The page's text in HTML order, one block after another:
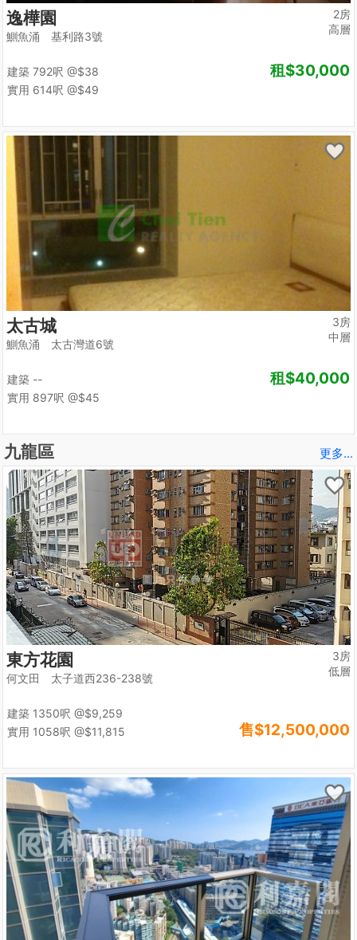
2房
高層
逸樺園
鰂魚涌 基利路3號
租$30,000
建築 792呎 @$38
實用 614呎 @$49
3房
中層
太古城
鰂魚涌 太古灣道6號
租$40,000
建築 --
實用 897呎 @$45
九龍區 更多...
3房
低層
東方花園
何文田 太子道西236-238號
售$12,500,000
建築 1350呎 @$9,259
實用 1058呎 @$11,815